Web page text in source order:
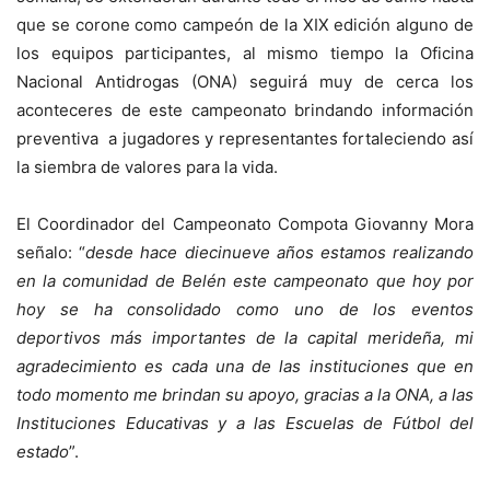
que se corone como campeón de la XIX edición alguno de
los equipos participantes, al mismo tiempo la Oficina
Nacional Antidrogas (ONA) seguirá muy de cerca los
aconteceres de este campeonato brindando información
preventiva a jugadores y representantes fortaleciendo así
la siembra de valores para la vida.
El Coordinador del Campeonato Compota Giovanny Mora
señalo: “desde hace diecinueve años estamos realizando
en la comunidad de Belén este campeonato que hoy por
hoy se ha consolidado como uno de los eventos
deportivos más importantes de la capital merideña, mi
agradecimiento es cada una de las instituciones que en
todo momento me brindan su apoyo, gracias a la ONA, a las
Instituciones Educativas y a las Escuelas de Fútbol del
estado”.